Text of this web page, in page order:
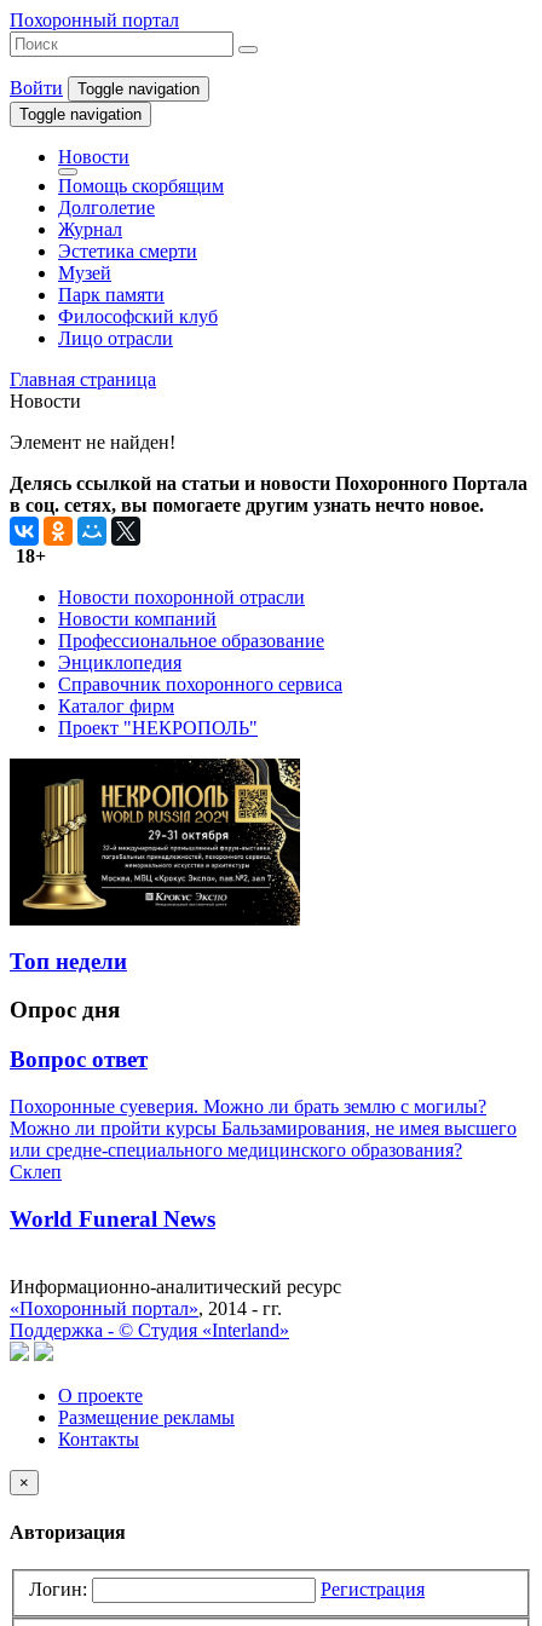
Похоронный портал
Войти
Toggle navigation
Toggle navigation
Новости
Помощь скорбящим
Долголетие
Журнал
Эстетика смерти
Музей
Парк памяти
Философский клуб
Лицо отрасли
Главная страница
Новости
Элемент не найден!
Делясь ссылкой на статьи и новости Похоронного Портала
в соц. сетях, вы помогаете другим узнать нечто новое.
18+
Новости похоронной отрасли
Новости компаний
Профессиональное образование
Энциклопедия
Справочник похоронного сервиса
Каталог фирм
Проект "НЕКРОПОЛЬ"
Топ недели
Опрос дня
Вопрос ответ
Похоронные суеверия. Можно ли брать землю с могилы?
Можно ли пройти курсы Бальзамирования, не имея высшего
или средне-специального медицинского образования?
Склеп
World Funeral News
Информационно-аналитический ресурс
«Похоронный портал», 2014 - гг.
Поддержка - © Cтудия «Interland»
О проекте
Размещение рекламы
Контакты
×
Авторизация
Логин: Регистрация